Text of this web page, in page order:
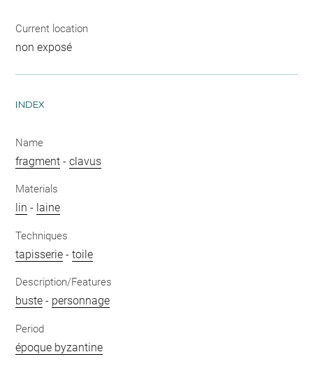
Current location
non exposé
INDEX
Name
fragment -clavus
Materials
lin - laine
Techniques
tapisserie -toile
Description/Features
buste - personnage
Period
époque byzantine